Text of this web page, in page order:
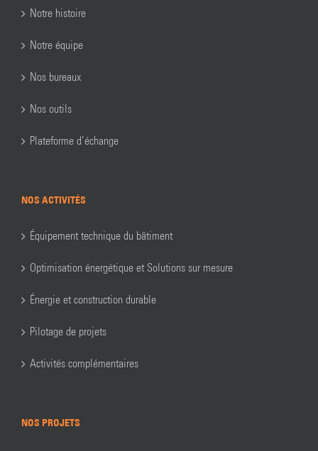
Notre histoire
Notre équipe
Nos bureaux
Nos outils
Plateforme d’échange
NOS ACTIVITÉS
Équipement technique du bâtiment
Optimisation énergétique et Solutions sur mesure
Énergie et construction durable
Pilotage de projets
Activités complémentaires
NOS PROJETS